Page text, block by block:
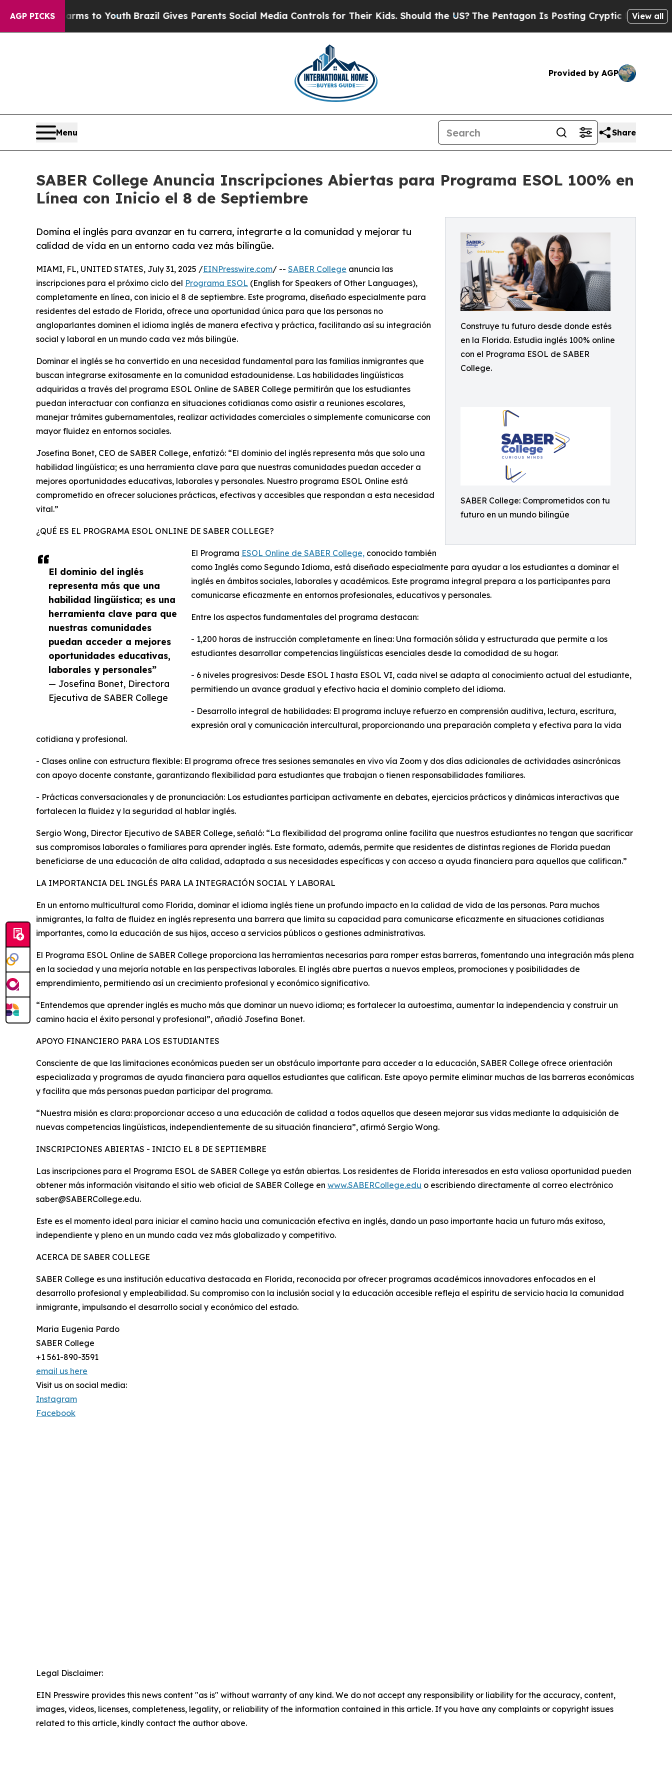
AGP PICKSto YouthBrazil Gives Parents Social Media Controls for Their Kids. Should the US?The Pentagon Is Posting Cryptic Biblical Messages on
View all
Provided by AGP
Menu Share
SABER College Anuncia Inscripciones Abiertas para Programa ESOL 100% en
Línea con Inicio el 8 de Septiembre
Construye tu futuro desde donde estés
en la Florida. Estudia inglés 100% online
con el Programa ESOL de SABER
College.
SABER College: Comprometidos con tu
futuro en un mundo bilingüe
Domina el inglés para avanzar en tu carrera, integrarte a la comunidad y mejorar tu
calidad de vida en un entorno cada vez más bilingüe.
El dominio del inglés
representa más que una
habilidad lingüística; es una
herramienta clave para que
nuestras comunidades
puedan acceder a mejores
oportunidades educativas,
laborales y personales”
— Josefina Bonet, Directora
Ejecutiva de SABER College
MIAMI, FL, UNITED STATES, July 31, 2025 /EINPresswire.com/ -- SABER College anuncia las
inscripciones para el próximo ciclo del Programa ESOL (English for Speakers of Other Languages),
completamente en línea, con inicio el 8 de septiembre. Este programa, diseñado especialmente para
residentes del estado de Florida, ofrece una oportunidad única para que las personas no
angloparlantes dominen el idioma inglés de manera efectiva y práctica, facilitando así su integración
social y laboral en un mundo cada vez más bilingüe.
Dominar el inglés se ha convertido en una necesidad fundamental para las familias inmigrantes que
buscan integrarse exitosamente en la comunidad estadounidense. Las habilidades lingüísticas
adquiridas a través del programa ESOL Online de SABER College permitirán que los estudiantes
puedan interactuar con confianza en situaciones cotidianas como asistir a reuniones escolares,
manejar trámites gubernamentales, realizar actividades comerciales o simplemente comunicarse con
mayor fluidez en entornos sociales.
Josefina Bonet, CEO de SABER College, enfatizó: “El dominio del inglés representa más que solo una
habilidad lingüística; es una herramienta clave para que nuestras comunidades puedan acceder a
mejores oportunidades educativas, laborales y personales. Nuestro programa ESOL Online está
comprometido en ofrecer soluciones prácticas, efectivas y accesibles que respondan a esta necesidad
vital.”
¿QUÉ ES EL PROGRAMA ESOL ONLINE DE SABER COLLEGE?
El Programa ESOL Online de SABER College, conocido también
como Inglés como Segundo Idioma, está diseñado especialmente para ayudar a los estudiantes a dominar el
inglés en ámbitos sociales, laborales y académicos. Este programa integral prepara a los participantes para
comunicarse eficazmente en entornos profesionales, educativos y personales.
Entre los aspectos fundamentales del programa destacan:
- 1,200 horas de instrucción completamente en línea: Una formación sólida y estructurada que permite a los
estudiantes desarrollar competencias lingüísticas esenciales desde la comodidad de su hogar.
- 6 niveles progresivos: Desde ESOL I hasta ESOL VI, cada nivel se adapta al conocimiento actual del estudiante,
permitiendo un avance gradual y efectivo hacia el dominio completo del idioma.
- Desarrollo integral de habilidades: El programa incluye refuerzo en comprensión auditiva, lectura, escritura,
expresión oral y comunicación intercultural, proporcionando una preparación completa y efectiva para la vida
cotidiana y profesional.
- Clases online con estructura flexible: El programa ofrece tres sesiones semanales en vivo vía Zoom y dos días adicionales de actividades asincrónicas
con apoyo docente constante, garantizando flexibilidad para estudiantes que trabajan o tienen responsabilidades familiares.
- Prácticas conversacionales y de pronunciación: Los estudiantes participan activamente en debates, ejercicios prácticos y dinámicas interactivas que
fortalecen la fluidez y la seguridad al hablar inglés.
Sergio Wong, Director Ejecutivo de SABER College, señaló: “La flexibilidad del programa online facilita que nuestros estudiantes no tengan que sacrificar
sus compromisos laborales o familiares para aprender inglés. Este formato, además, permite que residentes de distintas regiones de Florida puedan
beneficiarse de una educación de alta calidad, adaptada a sus necesidades específicas y con acceso a ayuda financiera para aquellos que califican.”
LA IMPORTANCIA DEL INGLÉS PARA LA INTEGRACIÓN SOCIAL Y LABORAL
En un entorno multicultural como Florida, dominar el idioma inglés tiene un profundo impacto en la calidad de vida de las personas. Para muchos
inmigrantes, la falta de fluidez en inglés representa una barrera que limita su capacidad para comunicarse eficazmente en situaciones cotidianas
importantes, como la educación de sus hijos, acceso a servicios públicos o gestiones administrativas.
El Programa ESOL Online de SABER College proporciona las herramientas necesarias para romper estas barreras, fomentando una integración más plena
en la sociedad y una mejoría notable en las perspectivas laborales. El inglés abre puertas a nuevos empleos, promociones y posibilidades de
emprendimiento, permitiendo así un crecimiento profesional y económico significativo.
“Entendemos que aprender inglés es mucho más que dominar un nuevo idioma; es fortalecer la autoestima, aumentar la independencia y construir un
camino hacia el éxito personal y profesional”, añadió Josefina Bonet.
APOYO FINANCIERO PARA LOS ESTUDIANTES
Consciente de que las limitaciones económicas pueden ser un obstáculo importante para acceder a la educación, SABER College ofrece orientación
especializada y programas de ayuda financiera para aquellos estudiantes que califican. Este apoyo permite eliminar muchas de las barreras económicas
y facilita que más personas puedan participar del programa.
“Nuestra misión es clara: proporcionar acceso a una educación de calidad a todos aquellos que deseen mejorar sus vidas mediante la adquisición de
nuevas competencias lingüísticas, independientemente de su situación financiera”, afirmó Sergio Wong.
INSCRIPCIONES ABIERTAS - INICIO EL 8 DE SEPTIEMBRE
Las inscripciones para el Programa ESOL de SABER College ya están abiertas. Los residentes de Florida interesados en esta valiosa oportunidad pueden
obtener más información visitando el sitio web oficial de SABER College en www.SABERCollege.edu o escribiendo directamente al correo electrónico
saber@SABERCollege.edu.
Este es el momento ideal para iniciar el camino hacia una comunicación efectiva en inglés, dando un paso importante hacia un futuro más exitoso,
independiente y pleno en un mundo cada vez más globalizado y competitivo.
ACERCA DE SABER COLLEGE
SABER College es una institución educativa destacada en Florida, reconocida por ofrecer programas académicos innovadores enfocados en el
desarrollo profesional y empleabilidad. Su compromiso con la inclusión social y la educación accesible refleja el espíritu de servicio hacia la comunidad
inmigrante, impulsando el desarrollo social y económico del estado.
Maria Eugenia Pardo
SABER College
+1 561-890-3591
email us here
Visit us on social media:
Instagram
Facebook
Legal Disclaimer:
EIN Presswire provides this news content "as is" without warranty of any kind. We do not accept any responsibility or liability for the accuracy, content,
images, videos, licenses, completeness, legality, or reliability of the information contained in this article. If you have any complaints or copyright issues
related to this article, kindly contact the author above.